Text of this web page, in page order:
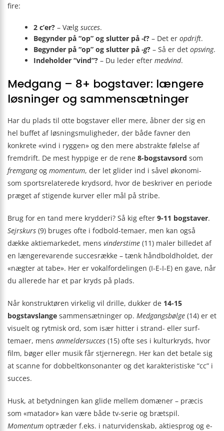
fire:
2 c’er? – Vælgsucces.
Begynder på “op” og slutter på-t? – Det eropdrift.
Begynder på “op” og slutter på-g? – Så er detopsving.
Indeholder “vind”? – Du leder eftermedvind.
Medgang – 8+ bogstaver: længere
løsninger og sammensætninger
Har du plads til otte bogstaver eller mere, åbner der sig en
hel buffet af løsningsmuligheder, der både favner den
konkrete «vind i ryggen» og den mere abstrakte følelse af
fremdrift. De mest hyppige er de rene 8-bogstavsord som
fremgangog momentum, der let glider ind i såvel økonomi-
som sportsrelaterede krydsord, hvor de beskriver en periode
præget af stigende kurver eller mål på stribe.
Brug for en tand mere krydderi? Så kig efter 9-11 bogstaver.
Sejrskurs (9) bruges ofte i fodbold-temaer, men kan også
dække aktiemarkedet, mens vinderstime (11) maler billedet af
en længerevarende succesrække – tænk håndboldholdet, der
«nægter at tabe». Her er vokalfordelingen (I-E-I-E) en gave, når
du allerede har et par kryds på plads.
Når konstruktøren virkelig vil drille, dukker de 14-15
bogstavslange sammensætninger op. Medgangsbølge (14) er et
visuelt og rytmisk ord, som især hitter i strand- eller surf-
temaer, mens anmeldersucces (15) ofte ses i kulturkryds, hvor
film, bøger eller musik får stjerneregn. Her kan det betale sig
at scanne for dobbeltkonsonanter og det karakteristiske “cc” i
succes.
Husk, at betydningen kan glide mellem domæner – præcis
som «matador» kan være både tv-serie og brætspil.
Momentum optræder f.eks. i naturvidenskab, aktiesprog og e-